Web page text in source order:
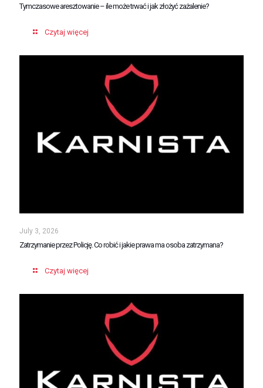
Tymczasowe aresztowanie – ile może trwać i jak złożyć zażalenie?
Czytaj więcej
July 3, 2026
Zatrzymanie przez Policję. Co robić i jakie prawa ma osoba zatrzymana?
Czytaj więcej